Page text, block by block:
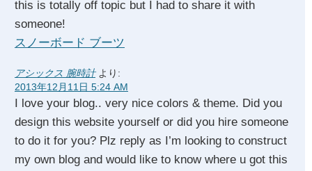
this is totally off topic but I had to share it with
someone!
スノーボード ブーツ
アシックス 腕時計 より:
2013年12月11日 5:24 AM
I love your blog.. very nice colors & theme. Did you
design this website yourself or did you hire someone
to do it for you? Plz reply as I’m looking to construct
my own blog and would like to know where u got this